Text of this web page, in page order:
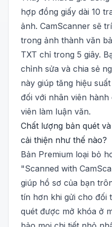
hợp đồng giấy dài 10
ảnh. CamScanner sẽ
trong ảnh thành văn
TXT chỉ trong 5 giây.
chỉnh sửa và chia sẻ
này giúp tăng hiệu
đối với nhân viên
viên làm luận văn.
Chất lượng bản quét
cải thiện như thế nào?
Bản Premium loại bỏ
"Scanned with
giúp hồ sơ của bạn
tín hơn khi gửi cho đối
quét được mở khóa ở